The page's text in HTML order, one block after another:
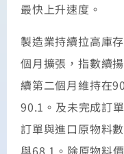
最快上升速度。
製造業持續拉高庫
個月擴張，指數續
續第二個月維持在
90.1。及未完成訂
訂單與進口原物料
與68.1。除原物料